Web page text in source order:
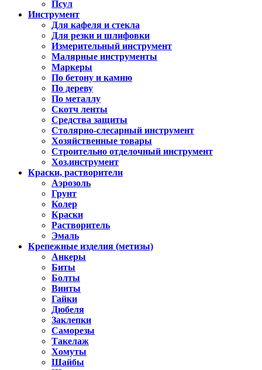
Псул
Инструмент
Для кафеля и стекла
Для резки и шлифовки
Измерительный инструмент
Малярные инструменты
Маркеры
По бетону и камню
По дереву
По металлу
Скотч ленты
Средства защиты
Столярно-слесарный инструмент
Хозяйственные товары
Строительно отделочный инструмент
Хоз.инструмент
Краски, растворители
Аэрозоль
Грунт
Колер
Краски
Растворитель
Эмаль
Крепежные изделия (метизы)
Анкеры
Биты
Болты
Винты
Гайки
Дюбеля
Заклепки
Саморезы
Такелаж
Хомуты
Шайбы